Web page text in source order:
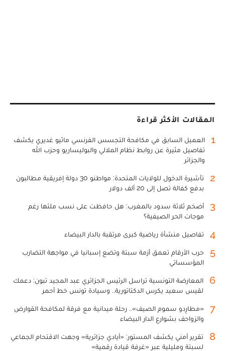
المقالات الأكثر قراءة
1
العميل السابق في مكافحة التجسس الفرنسي ماثيو غديري يكشف
تفاصيل مثيرة عن روابط نظام الملالي والبوليساريو وحزب الله
والجزائر
2
تأشيرة الدخول للولايات المتحدة: مواطنو 30 دولة إفريقية مطالبون
بدفع كفالة تصل إلى 20 ألف دولار
3
أضخم ثلاثة سدود بالمغرب: هل حافظت على نسب ملئها رغم
موجات الحر الصيفية؟
4 تفاصيل منشأة رياضية كبرى مرتقبة بالدار البيضاء
5
حرب الأرقام تعمق أزمة سبتة وتضع إسبانيا في مواجهة التضارب
المؤسساتي
6
المعارضة التونسية تراسل الرئيس الجزائري عبد المجيد تبون: دعمك
لقيس سعيد يكرس الدكتاتورية.. وسيادة تونس خط أحمر
7
«مطارِدو سموم الصيف».. رحلة ميدانية مع فرقة لمكافحة القوارض
والزواحف بشوارع الدار البيضاء
8
تقرير أمني يكشف المستور: «أيادي جزائرية» وجهت الاقتحام الجماعي
لسبتة ومليلية عبر «غرفة قيادة رقمية»